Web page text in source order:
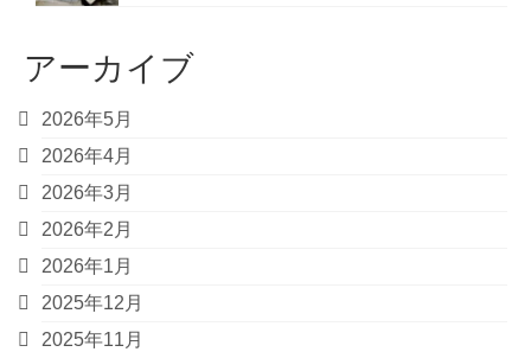
アーカイブ
2026年5月
2026年4月
2026年3月
2026年2月
2026年1月
2025年12月
2025年11月